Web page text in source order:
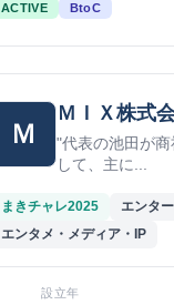
ACTIVE BtoC
Ｍ
ＭＩＸ株式
"代表の池田が
して、主に...
まきチャレ2025
エンタ
エンタメ・メディア・IP
設立年